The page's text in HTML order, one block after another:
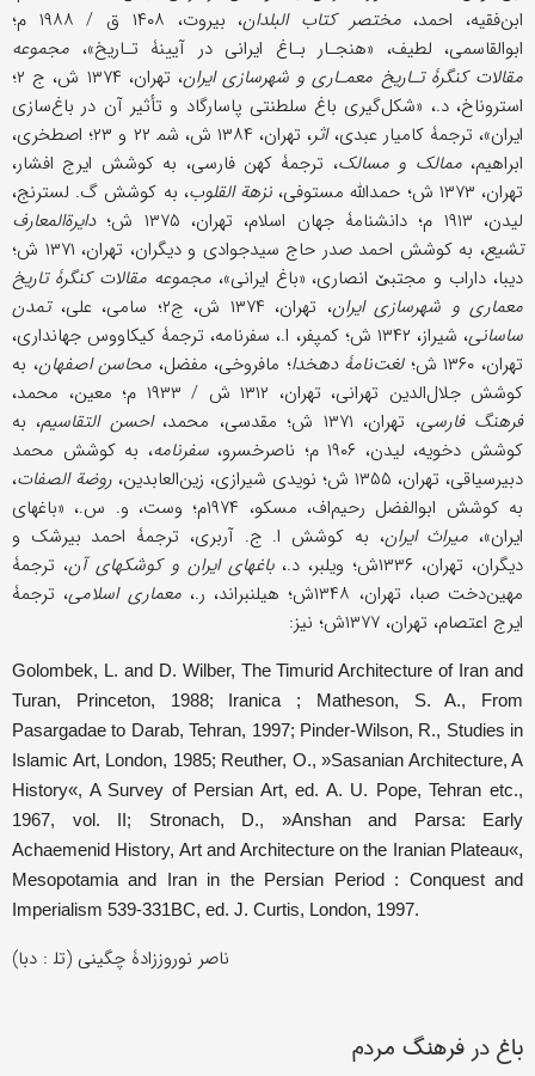
ابن‌فقیه، احمد، مختصر کتاب البلدان
، بیروت، ۱۴۰۸ ق / ۱۹۸۸ م؛
ابوالقاسمی، لطیف، «هنجـار بـاغ ایرانی در آیینۀ تـاریخ»، مجموعه
مقالات کنگرۀ تـاریخ معمـاری و شهرسازی ایران
، تهران، ۱۳۷۴ ش، ج ۲؛
استروناخ، د.، «شکل‌گیری باغ سلطنتی پاسارگاد و تأثیر آن در باغ‌سازی
ایران»، ترجمۀ کامیار عبدی،اثر
، تهران، ۱۳۸۴ ش، ﺷﻤ ۲۲ و ۲۳؛ اصطخری،
ابراهیم،ممالک و مسالک، ترجمۀ کهن فارسی، به کوشش ایرج افشار،
تهران، ۱۳۷۳ ش؛ حمدالله مستوفی،
نزهة القلوب، به کوشش گ. لسترنج،
لیدن، ۱۹۱۳ م؛ دانشنامۀ جهان اسلام، تهران، ۱۳۷۵ ش؛
دایرةالمعارف
تشیع
، به کوشش احمد صدر حاج سیدجوادی و دیگران، تهران، ۱۳۷۱ ش؛
دیبا، داراب و مجتبێ انصاری، «باغ ایرانی»، مجموعه مقالات کنگرۀ تاریخ
معماری و شهرسازی ایران، تهران، ۱۳۷۴ ش، ج۲؛ سامی، علی،
تمدن
ساسانی
، شیراز، ۱۳۴۲ ش؛ کمپفر، ا.، سفرنامه، ترجمۀ کیکاووس جهانداری،
تهران، ۱۳۶۰ ش؛
لغت‌نامۀ دهخدا؛ مافروخی، مفضل، محاسن اصفهان، به
کوشش جلال‌الدین تهرانی، تهران، ۱۳۱۲ ش / ۱۹۳۳ م؛ معین، محمد،
فرهنگ فارسی، تهران، ۱۳۷۱ ش؛ مقدسی، محمد، احسن التقاسیم، به
کوشش دخویه، لیدن، ۱۹۰۶ م؛ ناصرخسرو،
سفرنامه، به کوشش محمد
دبیرسیاقی، تهران، ۱۳۵۵ ش؛ نویدی شیرازی، زین‌العابدین،
روضة الصفات،
به کوشش ابوالفضل رحیم‌اف، مسکو، ۱۹۷۴م؛ وست، و. س.، «باغهای
ایران»، میراث ایران، به کوشش ا. ج. آربری، ترجمۀ احمد بیرشک و
دیگران، تهران، ۱۳۳۶ش؛ ویلبر، د.،
باغهای ایران و کوشکهای آن، ترجمۀ
مهین‌دخت صبا، تهران، ۱۳۴۸ش؛ هیلنبراند، ر.،
معماری اسلامی، ترجمۀ
ایرج اعتصام، تهران، ۱۳۷۷ش؛ نیز:
Golombek, L. and D. Wilber, The Timurid Architecture of Iran and
Turan, Princeton, 1988; Iranica ; Matheson, S. A., From
Pasargadae to Darab, Tehran, 1997; Pinder-Wilson, R., Studies in
Islamic Art, London, 1985; Reuther, O., »Sasanian Architecture, A
History«, A Survey of Persian Art, ed. A. U. Pope, Tehran etc.,
1967, vol. II; Stronach, D., »Anshan and Parsa: Early
Achaemenid History, Art and Architecture on the Iranian Plateau«,
Mesopotamia and Iran in the Persian Period : Conquest and
Imperialism 539-331BC, ed. J. Curtis, London, 1997.
ناصر نوروززادۀ چگینی (تل‍ : دبا)
باغ در فرهنگ مردم